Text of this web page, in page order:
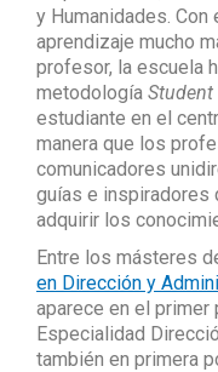
y Humanidades.
aprendizaje mucho
profesor, la escuela
metodología Student
estudiante en el
manera que los
comunicadores
guías e inspiradores
adquirir los
Entre los másteres
en Dirección y
aparece en el primer
Especialidad
también en primera